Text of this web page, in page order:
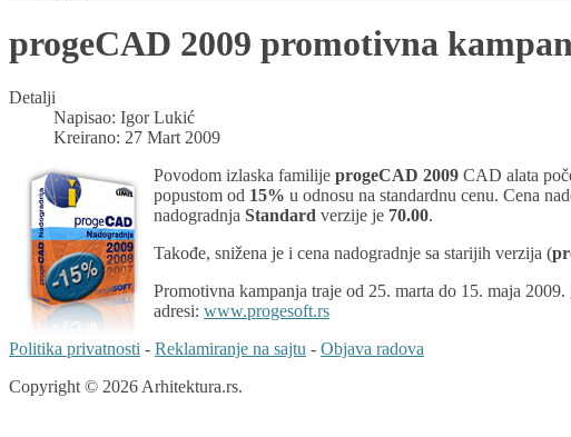
progeCAD 2009 promotivna
Detalji
Napisao: Igor Lukić
Kreirano: 27 Mart 2009
Povodom izlaska familije progeCAD 2009 CAD alata
popustom od 15% u odnosu na standardnu cenu. Cena
nadogradnja Standard verzije je 70.00.
Takođe, snižena je i cena nadogradnje sa starijih verzija (
Promotivna kampanja traje od 25. marta do 15. maja
adresi: www.progesoft.rs
Politika privatnosti - Reklamiranje na sajtu - Objava radova
Copyright © 2026 Arhitektura.rs.